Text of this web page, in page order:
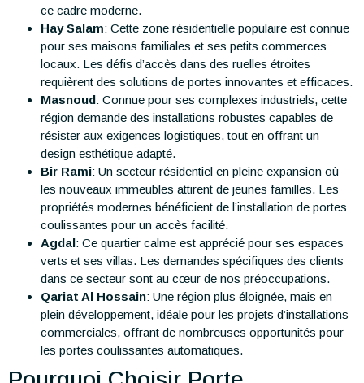
ce cadre moderne.
Hay Salam: Cette zone résidentielle populaire est connue
pour ses maisons familiales et ses petits commerces
locaux. Les défis d’accès dans des ruelles étroites
requièrent des solutions de portes innovantes et efficaces.
Masnoud: Connue pour ses complexes industriels, cette
région demande des installations robustes capables de
résister aux exigences logistiques, tout en offrant un
design esthétique adapté.
Bir Rami: Un secteur résidentiel en pleine expansion où
les nouveaux immeubles attirent de jeunes familles. Les
propriétés modernes bénéficient de l’installation de portes
coulissantes pour un accès facilité.
Agdal: Ce quartier calme est apprécié pour ses espaces
verts et ses villas. Les demandes spécifiques des clients
dans ce secteur sont au cœur de nos préoccupations.
Qariat Al Hossain: Une région plus éloignée, mais en
plein développement, idéale pour les projets d’installations
commerciales, offrant de nombreuses opportunités pour
les portes coulissantes automatiques.